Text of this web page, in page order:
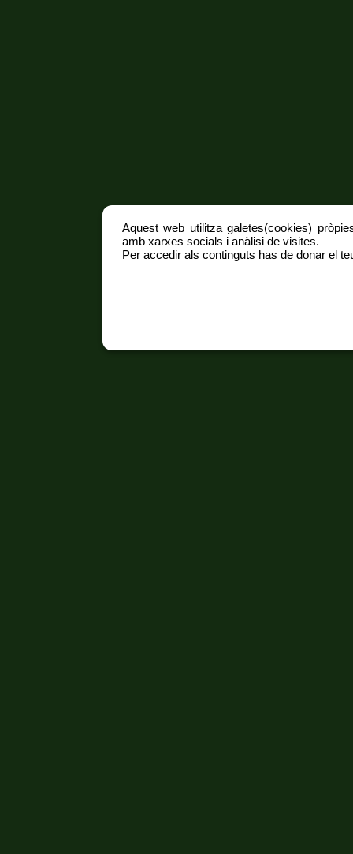
Aquest web utilitza galetes(cookies)
amb xarxes socials i anàlisi de visites.
Per accedir als continguts has de donar el